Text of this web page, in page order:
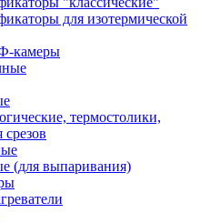
для изотермической
камеры
термостолики,
(для выпаривания)